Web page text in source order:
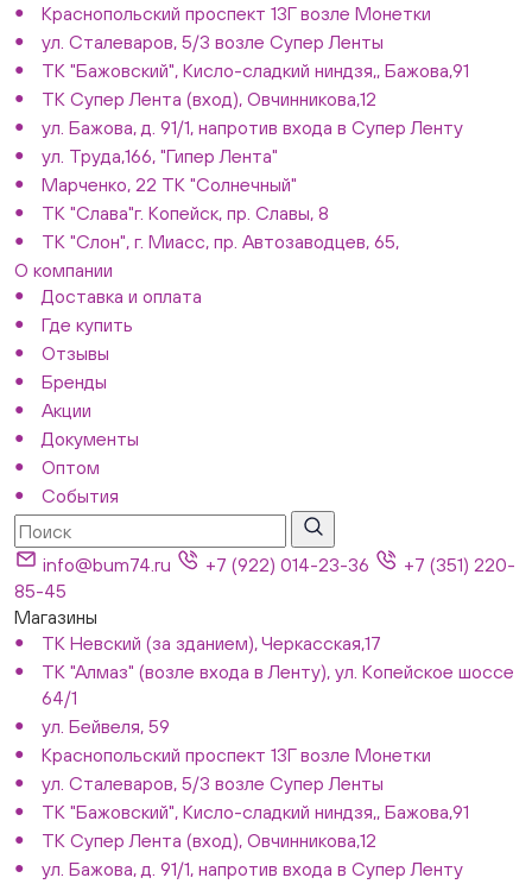
Краснопольский проспект 13Г возле Монетки
ул. Сталеваров, 5/3 возле Супер Ленты
ТК "Бажовский", Кисло-сладкий ниндзя,, Бажова,91
ТК Супер Лента (вход), Овчинникова,12
ул. Бажова, д. 91/1, напротив входа в Супер Ленту
ул. Труда,166, "Гипер Лента"
Марченко, 22 ТК "Солнечный"
ТК "Слава"г. Копейск, пр. Славы, 8
ТК "Слон", г. Миасс, пр. Автозаводцев, 65,
О компании
Доставка и оплата
Где купить
Отзывы
Бренды
Акции
Документы
Оптом
События
info@bum74.ru +7 (922) 014-23-36
+7 (351) 220-
85-45
Магазины
ТК Невский (за зданием), Черкасская,17
ТК "Алмаз" (возле входа в Ленту), ул. Копейское шоссе
64/1
ул. Бейвеля, 59
Краснопольский проспект 13Г возле Монетки
ул. Сталеваров, 5/3 возле Супер Ленты
ТК "Бажовский", Кисло-сладкий ниндзя,, Бажова,91
ТК Супер Лента (вход), Овчинникова,12
ул. Бажова, д. 91/1, напротив входа в Супер Ленту